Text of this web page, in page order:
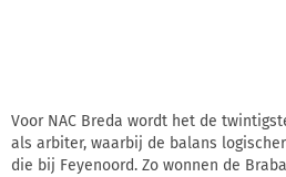
Voor NAC Breda wordt het de
als arbiter, waarbij de balans
die bij Feyenoord. Zo wonnen de